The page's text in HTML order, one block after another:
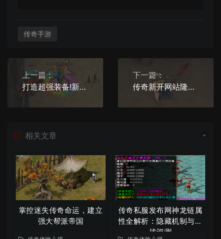
传奇手游
上一篇：
打造超强装备!新开传奇发布网宝石攻略大揭秘！
下一篇：
传奇新开网站隆重登场，全新游戏体验即将呈现！
相关文章
掌控迷失传奇命运，建立
强大帮派帝国
传奇私服发布网神龙链属
性全解析：隐藏机制与实
战评测